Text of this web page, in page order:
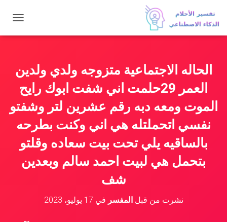
ب
ا
ن
ق
الحاله الاجتماعية متزوجه ولدي ولدين
العمر 29حلمت اني شفت ابوك رايح
الموت ومعه دبه رقم عشرين لتر وشفتو
نفسي اتحملتله هي اني وكنت بطرحه
بالساقيه يلي تحت بيت سعاده وقلتو
بتحمل هي لبيت احمد سالم وبعدين
شف
نشرت من قبلالمفسر في 17 يوليو، 2023